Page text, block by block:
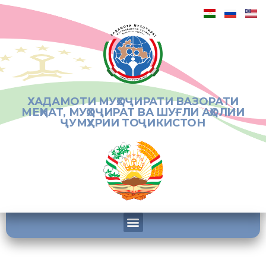
ХАДАМОТИ МУҲОҶИРАТИ ВАЗОРАТИ
МЕҲНАТ, МУҲОҶИРАТ ВА ШУҒЛИ АҲОЛИИ
ҶУМҲУРИИ ТОҶИКИСТОН